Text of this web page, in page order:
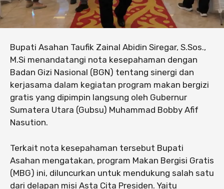
Bupati Asahan Taufik Zainal Abidin Siregar, S.Sos.,
M.Si menandatangi nota kesepahaman dengan
Badan Gizi Nasional (BGN) tentang sinergi dan
kerjasama dalam kegiatan program makan bergizi
gratis yang dipimpin langsung oleh Gubernur
Sumatera Utara (Gubsu) Muhammad Bobby Afif
Nasution.
Terkait nota kesepahaman tersebut Bupati
Asahan mengatakan, program Makan Bergisi Gratis
(MBG) ini, diluncurkan untuk mendukung salah satu
dari delapan misi Asta Cita Presiden. Yaitu